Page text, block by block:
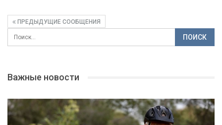
ПРЕДЫДУЩИЕ СООБЩЕНИЯ
Важные новости